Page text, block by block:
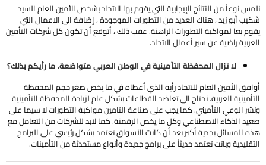
نلمس نوعاً من النتائج الإيجابية التي يقوم بها الاتحاد بشخص الأمين العام السيد
شكيب أبو زيد ، هناك العديد من التطورات الموجودة ، إضافة الى الاعمال التي
يقوم بعا لمواكبة التطورات الراهنة. عقب ذلك ، أتوقع أن تكون كل شركات التأمين
العربية راضية عن سير أعمال الاتحاد.
لا تزال المحفظة التأمينية في الوطن العربي متواضعة. ما رأيكم بذلك؟
أوافق الأمين العام للاتحاد رأيه الذي أعطاه في ما يخص صغر حجم المحفظة
التأمينية العربية. نحتاج الى تعاضد القطاعات بشكل عام لزيادة المحفظة التأمينية
ونشر الوعي التأميني. كما يجب على صناعة التامين مواكبة التطورات لا سيما على
صعيد الذكاء الاصطناعي وكل ما يخص الرقمنة. كما لابد للشركات من التعامل مع
هذه المسائل بجدية أكبر بعد أن كانت الأسواق تعتمد بشكل رئيسي على البرامج
التقليدية وباتت تعتمد حديثاً على برامج جديدة وأنواع مستحدثة من التأمينات.